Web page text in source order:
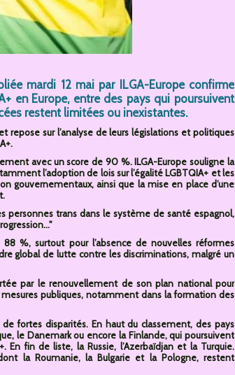
mardi 12 mai par ILGA-Europe confirme
en Europe, entre des pays qui poursuivent
restent limitées ou inexistantes.
repose sur l’analyse de leurs législations et politiques
avec un score de 90 %. ILGA-Europe souligne la
l’adoption de lois sur l’égalité LGBTQIA+ et les
gouvernementaux, ainsi que la mise en place d’une
trans dans le système de santé espagnol,
%, surtout pour l’absence de nouvelles réformes
global de lutte contre les discriminations, malgré un
par le renouvellement de son plan national pour
publiques, notamment dans la formation des
fortes disparités. En haut du classement, des pays
le Danemark ou encore la Finlande, qui poursuivent
fin de liste, la Russie, l’Azerbaïdjan et la Turquie.
la Roumanie, la Bulgarie et la Pologne, restent